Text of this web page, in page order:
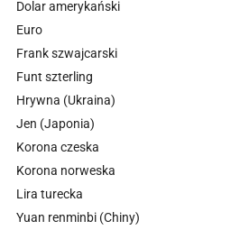
Dolar amerykański
Euro
Frank szwajcarski
Funt szterling
Hrywna (Ukraina)
Jen (Japonia)
Korona czeska
Korona norweska
Lira turecka
Yuan renminbi (Chiny)